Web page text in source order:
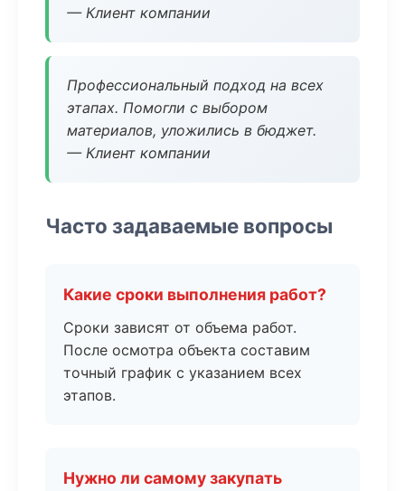
— Клиент компании
Профессиональный подход на всех
этапах. Помогли с выбором
материалов, уложились в бюджет.
— Клиент компании
Часто задаваемые вопросы
Какие сроки выполнения работ?
Сроки зависят от объема работ.
После осмотра объекта составим
точный график с указанием всех
этапов.
Нужно ли самому закупать